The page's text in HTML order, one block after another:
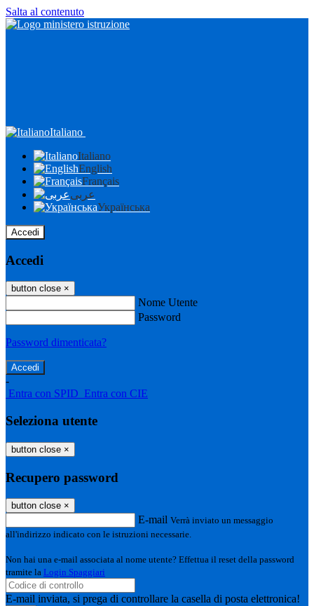
Salta al contenuto
Italiano
Italiano
English
Français
عربى
Українська
Accedi
Accedi
button close ×
Nome Utente
Password
Password dimenticata?
-
Entra con SPID Entra con CIE
Seleziona utente
button close ×
Recupero password
button close ×
E-mail Verrà inviato un messaggio
all'indirizzo indicato con le istruzioni necessarie.
Non hai una e-mail associata al nome utente? Effettua il reset della password
tramite la Login Spaggiari
E-mail inviata, si prega di controllare la casella di posta elettronica!